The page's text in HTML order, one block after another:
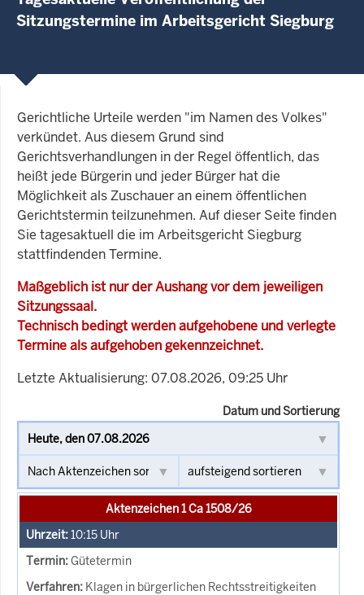
Sitzungstermine im Arbeitsgericht Siegburg
Gerichtliche Urteile werden "im Namen des Volkes"
verkündet. Aus diesem Grund sind
Gerichtsverhandlungen in der Regel öffentlich, das
heißt jede Bürgerin und jeder Bürger hat die
Möglichkeit als Zuschauer an einem öffentlichen
Gerichtstermin teilzunehmen. Auf dieser Seite finden
Sie tagesaktuell die im Arbeitsgericht Siegburg
stattfindenden Termine.
Maßgeblich ist nur der Aushang vor dem jeweiligen
Sitzungssaal.
Technisch bedingt werden aufgehobene und verlegte
Termine als aufgehoben gekennzeichnet.
Letzte Aktualisierung: 07.08.2026, 09:25 Uhr
Datum und Sortierung
Aktenzeichen 1 Ca 1508/26
10:15 Uhr
Gütetermin
Klagen in bürgerlichen Rechtsstreitigkeiten